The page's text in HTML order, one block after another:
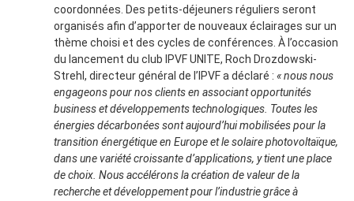
coordonnées. Des petits-déjeuners réguliers seront
organisés afin d’apporter de nouveaux éclairages sur un
thème choisi et des cycles de conférences. À l’occasion
du lancement du club IPVF UNITE, Roch Drozdowski-
Strehl, directeur général de l’IPVF a déclaré : « nous nous
engageons pour nos clients en associant opportunités
business et développements technologiques. Toutes les
énergies décarbonées sont aujourd’hui mobilisées pour la
transition énergétique en Europe et le solaire photovoltaïque,
dans une variété croissante d’applications, y tient une place
de choix. Nous accélérons la création de valeur de la
recherche et développement pour l’industrie grâce à